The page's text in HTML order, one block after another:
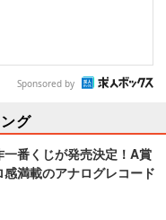
Sponsored by
グ
一番くじが発売決定！A賞
満載のアナログレコード